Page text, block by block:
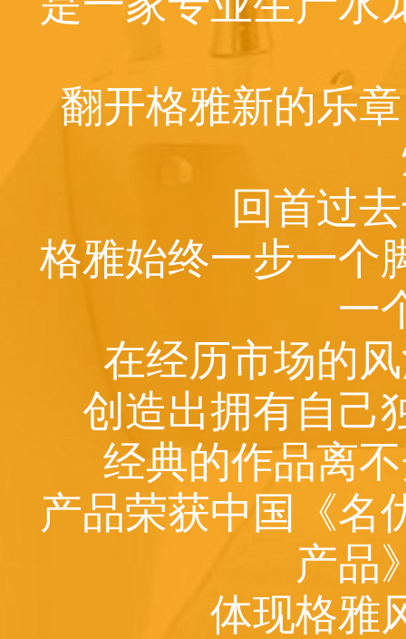
翻开格雅新的乐
回首过
格雅始终一步一个
一
在经历市场的
创造出拥有自己
经典的作品离
产品荣获中国《名
产品
体现格雅